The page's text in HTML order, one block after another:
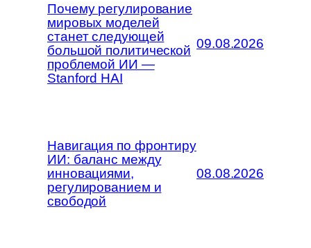
Почему регулирование
мировых моделей
станет следующей
большой политической
проблемой ИИ —
Stanford HAI
09.08.2026
Навигация по фронтиру
ИИ: баланс между
инновациями,
регулированием и
свободой
08.08.2026